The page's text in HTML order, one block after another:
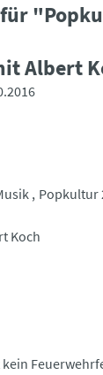
Albert
Popkultur
Koch